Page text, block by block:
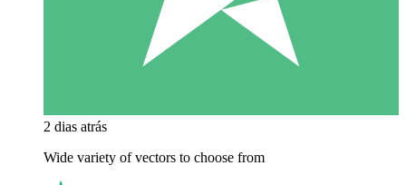
2 dias atrás
Wide variety of vectors to choose from